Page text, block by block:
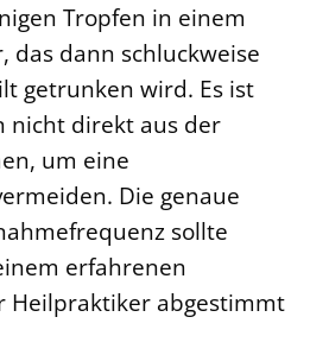
Tropfen in einem
das dann schluckweise
getrunken wird. Es ist
nicht direkt aus der
um eine
Die genaue
sollte
erfahrenen
Heilpraktiker abgestimmt